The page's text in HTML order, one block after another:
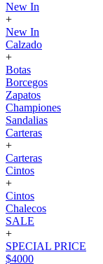
New In
+
New In
Calzado
+
Botas
Borcegos
Zapatos
Championes
Sandalias
Carteras
+
Carteras
Cintos
+
Cintos
Chalecos
SALE
+
SPECIAL PRICE
$4000